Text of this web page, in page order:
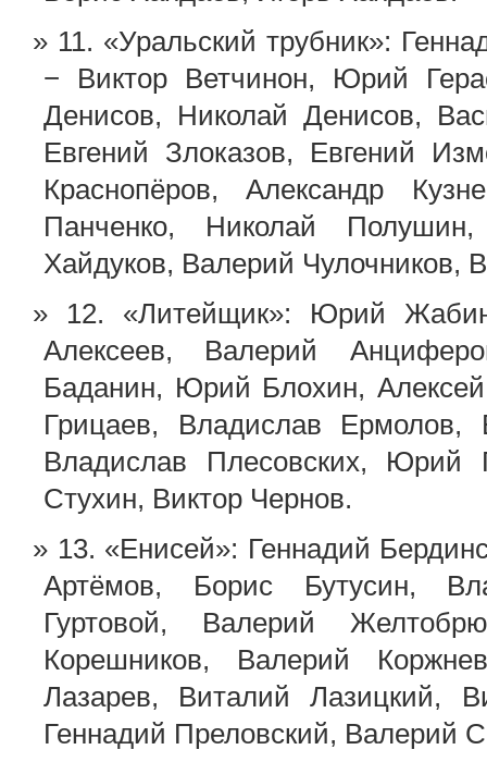
11. «Уральский трубник»:
− Виктор Ветчинон, Юрий
Денисов, Николай Денисов,
Евгений Злоказов, Евгений
Краснопёров, Александр
Панченко, Николай
Хайдуков, Валерий Чулочников,
12. «Литейщик»: Юрий
Алексеев, Валерий
Баданин, Юрий Блохин, Алексей
Грицаев, Владислав Ермолов,
Владислав Плесовских, Юрий
Стухин, Виктор Чернов.
13. «Енисей»: Геннадий
Артёмов, Борис Бутусин,
Гуртовой, Валерий
Корешников, Валерий
Лазарев, Виталий Лазицкий,
Геннадий Преловский, Валерий